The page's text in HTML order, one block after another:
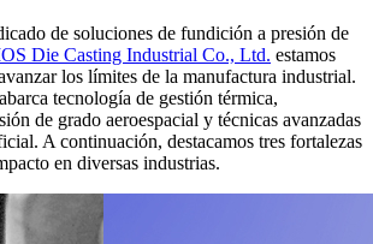
de soluciones de fundición a presión de
Die Casting Industrial Co., Ltd. estamos
los límites de la manufactura industrial.
tecnología de gestión térmica,
de grado aeroespacial y técnicas avanzadas
A continuación, destacamos tres fortalezas
en diversas industrias.